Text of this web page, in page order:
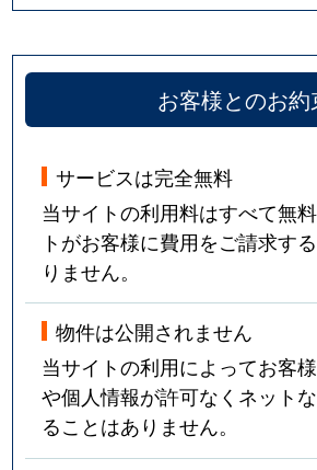
お客様とのお約
サービスは完全無料
当サイトの利用料はすべて無
トがお客様に費用をご請求す
りません。
物件は公開されません
当サイトの利用によってお客
や個人情報が許可なくネット
ることはありません。